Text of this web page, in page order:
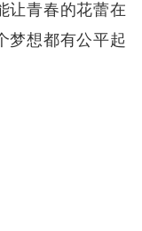
让青春的花蕾在
梦想都有公平起